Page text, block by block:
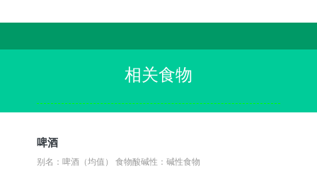
相关食物
啤酒
别名：啤酒（均值）食物酸碱性：碱性食物